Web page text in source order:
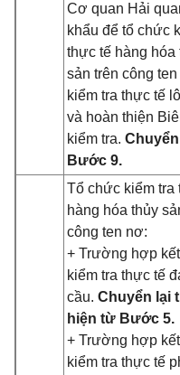
Cơ quan Hải
khẩu để tổ chức
thực tế hàng hóa
sản trên công
kiểm tra thực tế
và hoàn thiện
kiểm tra.
Bước 9.
Tổ chức kiểm tra
hàng hóa thủy
công ten nơ:
+ Trường hợp
kiểm tra thực tế
cầu. Chuyển lại
hiện từ Bước 5.
+ Trường hợp
kiểm tra thực tế